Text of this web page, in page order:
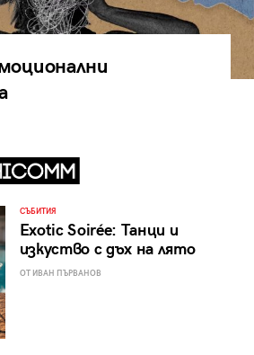
СЪБИТИЯ
Exotic Soirée: Танци и
изкуство с дъх на лято
ОТ ИВАН ПЪРВАНОВ